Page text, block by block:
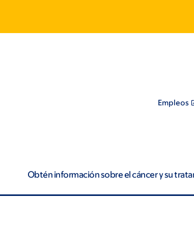
Empleos
Obtén información sobre el cáncer y su